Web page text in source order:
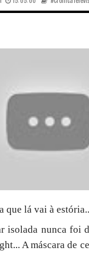
que lá vai à
isolada nunca foi
A máscara de